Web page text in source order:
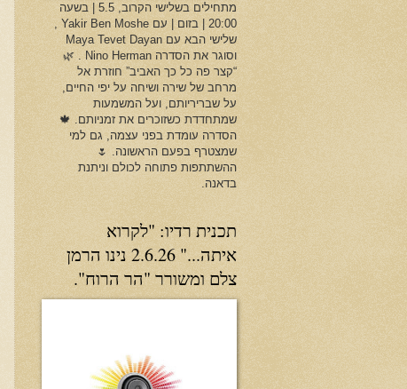
מתחילים בשלישי הקרוב, 5.5 | בשעה
20:00 | בזום | עם Yakir Ben Moshe ,
שלישי הבא עם Maya Tevet Dayan
וסוגר את הסדרה Nino Herman . 🌿
“קצר פה כל כך האביב” חוזרת אל
מרחב של שירה ושיחה על יפי החיים,
על שבריריותם, ועל המשמעות
שמתחדדת כשזוכרים את זמניותם. 🍁
הסדרה עומדת בפני עצמה, גם למי
שמצטרף בפעם הראשונה. 🌷
ההשתתפות פתוחה לכולם וניתנת
בדאנה.
תכנית רדיו: "לקרוא
איתה..." 2.6.26 נינו הרמן
צלם ומשורר "הר הרוח".